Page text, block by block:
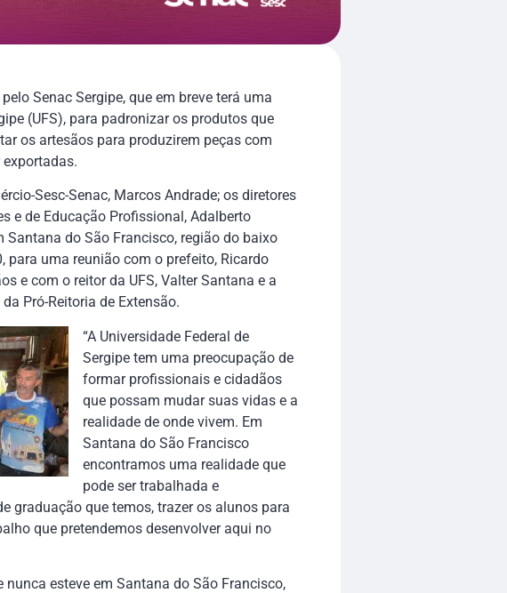
Senac Sergipe, que em breve terá uma
(UFS), para padronizar os produtos que
os artesãos para produzirem peças com
Sesc-Senac, Marcos Andrade; os diretores
e de Educação Profissional, Adalberto
Santana do São Francisco, região do baixo
para uma reunião com o prefeito, Ricardo
e com o reitor da UFS, Valter Santana e a
Pró-Reitoria de Extensão.
“A Universidade Federal de
Sergipe tem uma preocupação de
formar profissionais e cidadãos
que possam mudar suas vidas e a
realidade de onde vivem. Em
Santana do São Francisco
encontramos uma realidade que
pode ser trabalhada e
graduação que temos, trazer os alunos para
que pretendemos desenvolver aqui no
nunca esteve em Santana do São Francisco,